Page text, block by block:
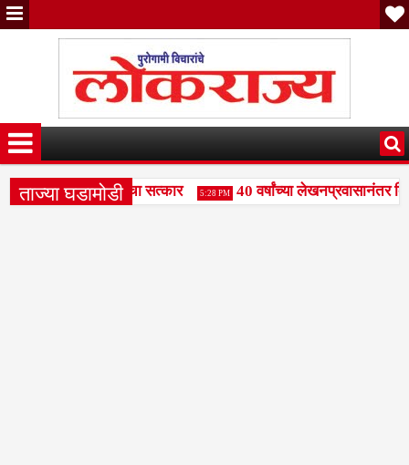
ताज्या घडामोडी
दुधगावकर यांचा सत्कार 5:28 PM
40 वर्षांच्या लेखनप्रवासानंतर